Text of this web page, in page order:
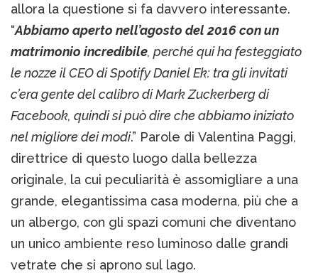
allora la questione si fa davvero interessante.
“Abbiamo aperto nell’agosto del 2016 con un
matrimonio incredibile, perché qui ha festeggiato
le nozze il CEO di Spotify Daniel Ek: tra gli invitati
c’era gente del calibro di Mark Zuckerberg di
Facebook, quindi si può dire che abbiamo iniziato
nel migliore dei modi.” Parole di Valentina Paggi,
direttrice di questo luogo dalla bellezza
originale, la cui peculiarità è assomigliare a una
grande, elegantissima casa moderna, più che a
un albergo, con gli spazi comuni che diventano
un unico ambiente reso luminoso dalle grandi
vetrate che si aprono sul lago.